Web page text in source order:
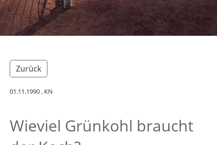
Zurück
01.11.1990, KN
Wieviel Grünkohl braucht